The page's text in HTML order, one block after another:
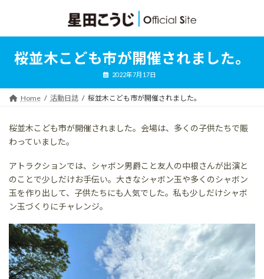
ン
ッ
ー
移
桜並木こども市が開催されました。
2022年7月17日
Home 活動日誌 桜並木こども市が開催されました。
桜並木こども市が開催されました。会場は、多くの子供たちで賑
わっていました。
アトラクションでは、シャボン男爵こと友人の中根さんが出演と
のことで少しだけお手伝い。大きなシャボン玉や多くのシャボン
玉を作り出して、子供たちにも人気でした。私も少しだけシャボ
ン玉づくりにチャレンジ。